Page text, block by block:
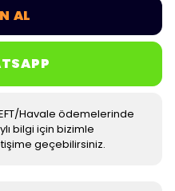
AL
Havale ödemelerinde
bilgi için bizimle
geçebilirsiniz.